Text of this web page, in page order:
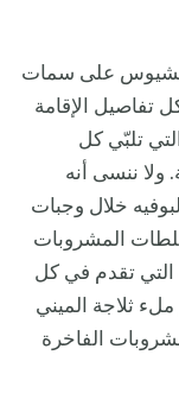
على سمات
تفاصيل الإقامة
تلبّي كل
ولا ننسى أنه
خلال وجبات
المشروبات
التي تقدم في كل
ثلاجة الميني
الفاخرة